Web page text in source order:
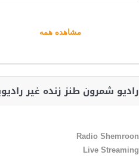
مشاهده همه
رادیو شمرون طنز زنده غیر
Radio Shemroon
Live Streaming